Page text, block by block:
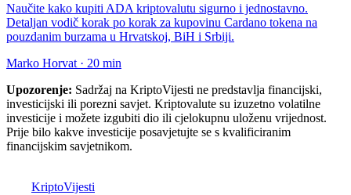
Naučite kako kupiti ADA kriptovalutu sigurno i jednostavno.
Detaljan vodič korak po korak za kupovinu Cardano tokena na
pouzdanim burzama u Hrvatskoj, BiH i Srbiji.
Marko Horvat · 20 min
Upozorenje: Sadržaj na KriptoVijesti ne predstavlja financijski,
investicijski ili porezni savjet. Kriptovalute su izuzetno volatilne
investicije i možete izgubiti dio ili cjelokupnu uloženu vrijednost.
Prije bilo kakve investicije posavjetujte se s kvalificiranim
financijskim savjetnikom.
KriptoVijesti